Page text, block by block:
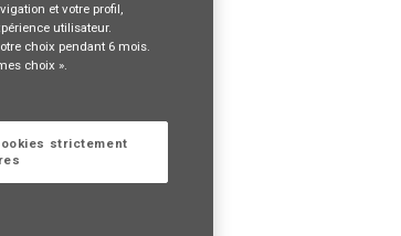
et votre profil,
utilisateur.
choix pendant 6 mois.
choix ».
strictement